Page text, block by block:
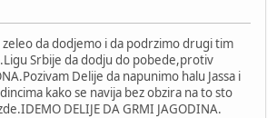
da dodjemo i da podrzimo drugi tim
Srbije da dodju do pobede,protiv
Delije da napunimo halu Jassa i
kako se navija bez obzira na to sto
DELIJE DA GRMI JAGODINA.